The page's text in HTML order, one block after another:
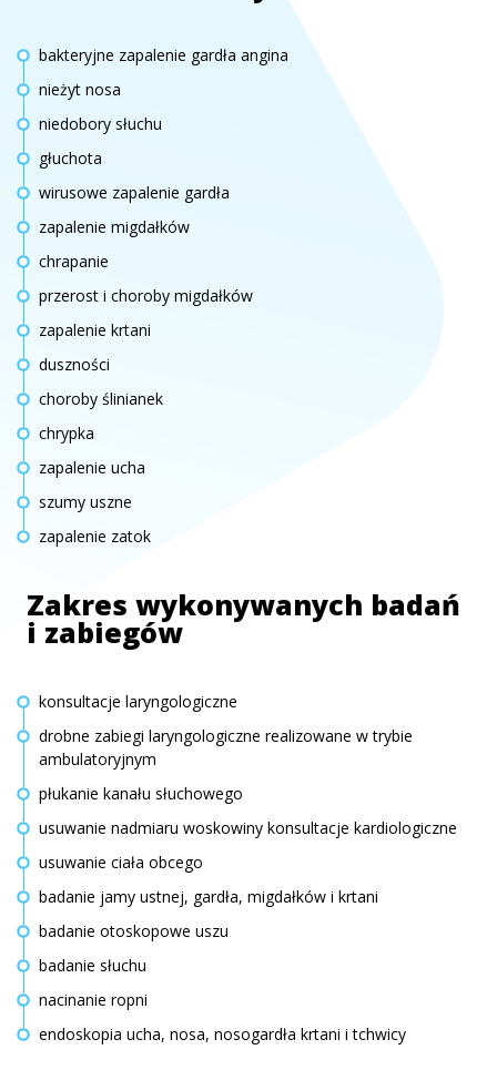
bakteryjne zapalenie gardła angina
nieżyt nosa
niedobory słuchu
głuchota
wirusowe zapalenie gardła
zapalenie migdałków
chrapanie
przerost i choroby migdałków
zapalenie krtani
duszności
choroby ślinianek
chrypka
zapalenie ucha
szumy uszne
zapalenie zatok
Zakres wykonywanych badań
i zabiegów
konsultacje laryngologiczne
drobne zabiegi laryngologiczne realizowane w trybie
ambulatoryjnym
płukanie kanału słuchowego
usuwanie nadmiaru woskowiny konsultacje kardiologiczne
usuwanie ciała obcego
badanie jamy ustnej, gardła, migdałków i krtani
badanie otoskopowe uszu
badanie słuchu
nacinanie ropni
endoskopia ucha, nosa, nosogardła krtani i tchwicy